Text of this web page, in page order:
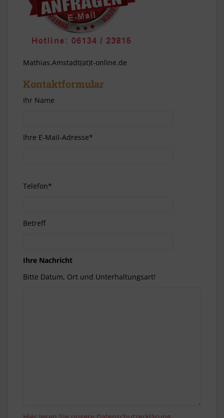
Mathias.Amstadt(at)t-online.de
Kontaktformular
Ihr Name
Ihre E-Mail-Adresse*
Telefon*
Betreff
Ihre Nachricht
Bitte Datum, Ort und Unterhaltungsart!